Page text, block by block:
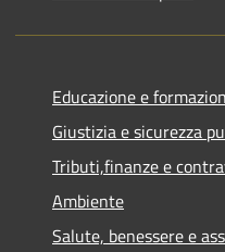
Educazione e
Giustizia e sicurezza
Tributi,finanze e
Ambiente
Salute, benessere e